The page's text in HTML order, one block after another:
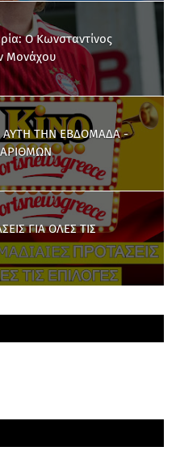
O Κωνσταντίνος
Μονάχου
ΑΥΤΗ ΤΗΝ ΕΒΔΟΜΑΔΑ -